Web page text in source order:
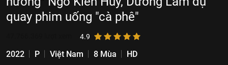
quay phim uống "cà phê"
4.9
2022 P Việt Nam 8 Mùa
HD